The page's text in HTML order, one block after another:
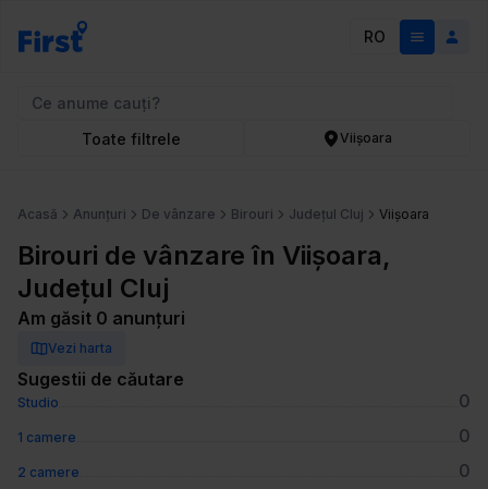
RO
Toate filtrele Viișoara
Acasă Anunțuri De vânzare Birouri Județul Cluj Viișoara
Birouri de vânzare în Viișoara,
Județul Cluj
Am găsit 0 anunțuri
Vezi harta
Sugestii de căutare
Studio 0
1 camere 0
2 camere 0